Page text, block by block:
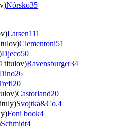
Nórsko35
Larsen111
Clementoni51
Djeco50
titulov)Ravensburger34
26
20
Castorland20
Svojtka&Co.4
Foni book4
Schmidt4